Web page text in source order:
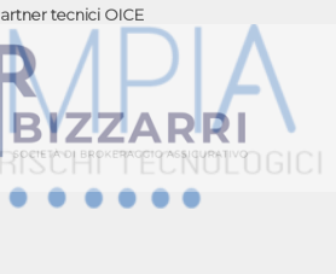
tecnici OICE